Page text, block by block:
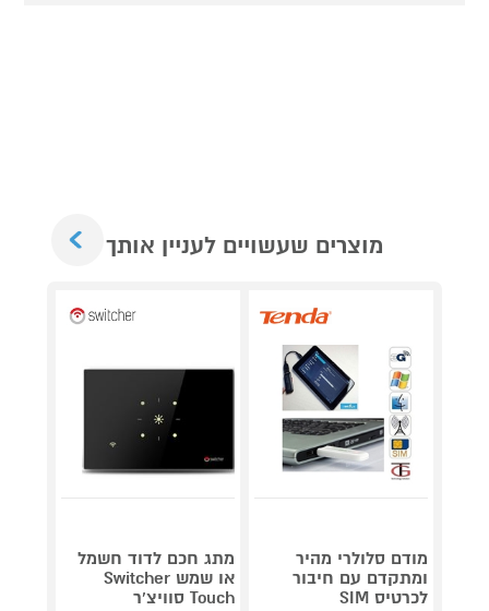
מוצרים שעשויים לעניין אותך
מודם סלולרי מהיר
ומתקדם עם חיבור
לכרטיס SIM
מתג חכם לדוד חשמל
או שמש Switcher
Touch סוויצ'ר